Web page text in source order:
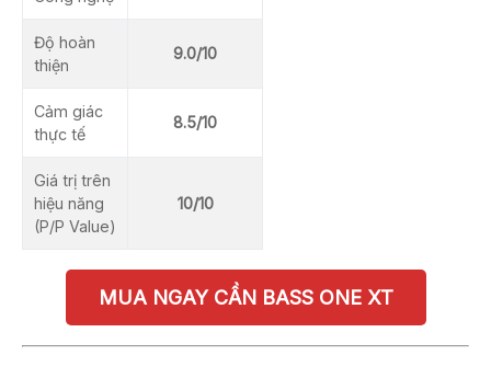
Độ hoàn
thiện
9.0/10
Cảm giác
thực tế
8.5/10
Giá trị trên
hiệu năng
(P/P Value)
10/10
MUA NGAY CẦN BASS ONE XT